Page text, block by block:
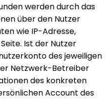
werden durch das
über den Nutzer
wie IP-Adresse,
Ist der Nutzer
des jeweiligen
Netzwerk-Betreiber
des konkreten
Account des